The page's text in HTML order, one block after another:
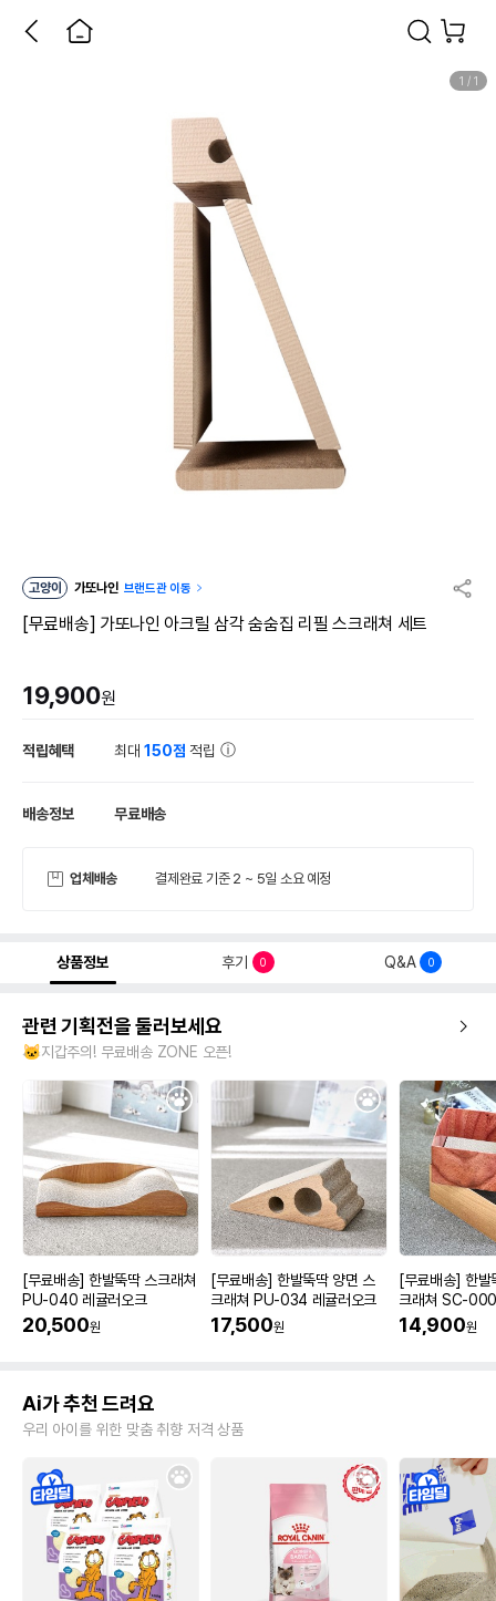
1 / 1
고양이 가또나인 브랜드관 이동
[무료배송] 가또나인 아크릴 삼각 숨숨집 리필 스크래쳐 세트
19,900원
적립혜택 최대150점 적립
배송정보 무료배송
업체배송 결제완료 기준 2 ~ 5일 소요 예정
상품정보 후기 0 Q&A 0
관련 기획전을 둘러보세요
🐱지갑주의! 무료배송 ZONE 오픈!
[무료배송] 한발뚝딱 스크래쳐
PU-040 레귤러오크
20,500원
[무료배송] 한발뚝딱 양면 스
크래쳐 PU-034 레귤러오크
17,500원
[무료배송] 한발
크래쳐 SC-
14,900원
Ai가 추천 드려요
우리 아이를 위한 맞춤 취향 저격 상품